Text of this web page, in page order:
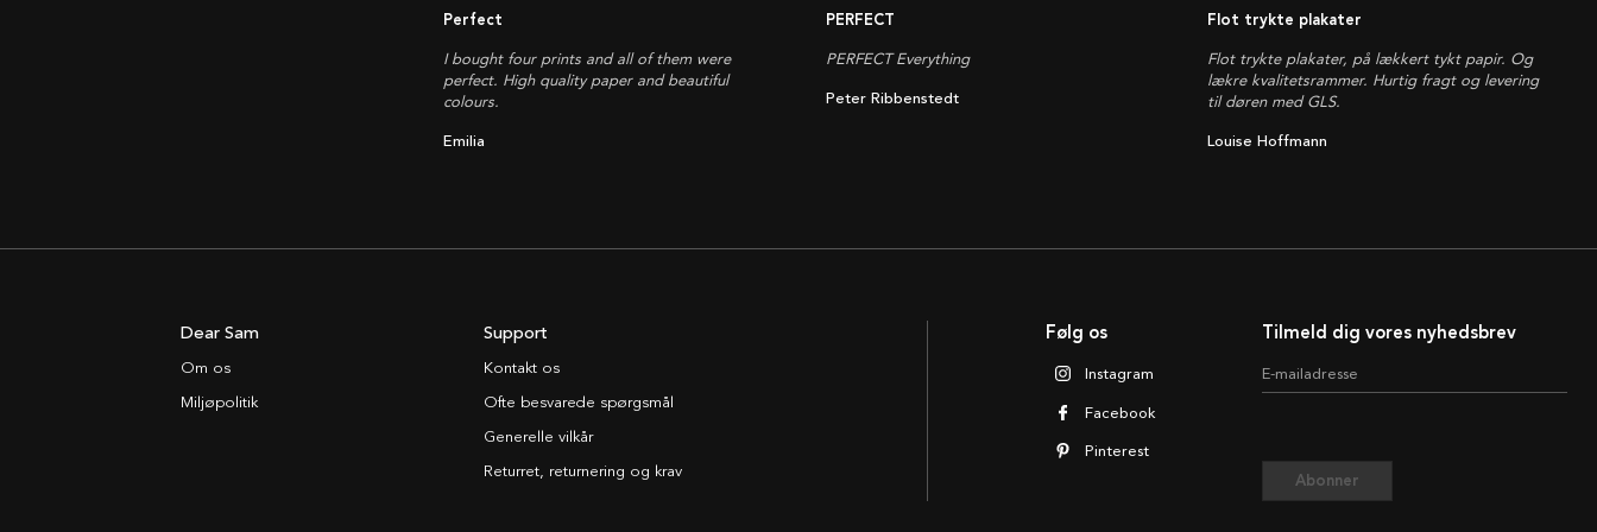
Perfect
I bought four prints and all of them were
perfect. High quality paper and beautiful
colours.
Emilia
PERFECT
PERFECT Everything
Peter Ribbenstedt
Flot trykte plakater
Flot trykte plakater, på lækkert tykt papir. Og
lækre kvalitetsrammer. Hurtig fragt og levering
til døren med GLS.
Louise Hoffmann
Tilmeld dig vores nyhedsbrev
E-mailadresse
Abonner
Følg os
Instagram
Facebook
Pinterest
Dear Sam
Om os
Miljøpolitik
Support
Kontakt os
Ofte besvarede spørgsmål
Generelle vilkår
Returret, returnering og krav